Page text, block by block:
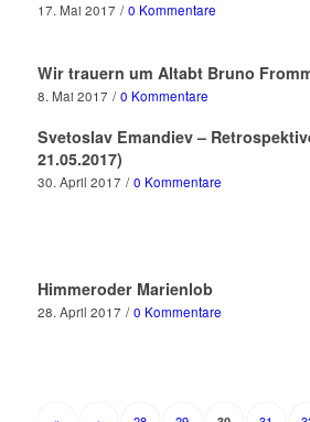
17. Mai 2017 / 0 Kommentare
Wir trauern um Altabt Bruno
8. Mai 2017 / 0 Kommentare
Svetoslav Emandiev –
21.05.2017)
30. April 2017 / 0 Kommentare
Himmeroder Marienlob
28. April 2017 / 0 Kommentare